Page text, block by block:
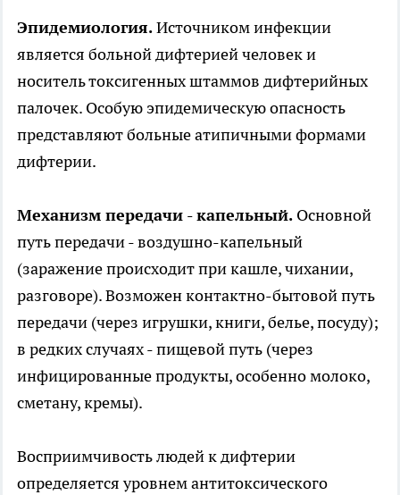
Эпидемиология.Источником инфекции
является больной дифтерией человек и
носитель токсигенных штаммов дифтерийных
палочек. Особую эпидемическую опасность
представляют больные атипичными формами
дифтерии.
Механизм передачи - капельный. Основной
путь передачи - воздушно-капельный
(заражение происходит при кашле, чихании,
разговоре). Возможен контактно-бытовой путь
передачи (через игрушки, книги, белье, посуду);
в редких случаях - пищевой путь (через
инфицированные продукты, особенно молоко,
сметану, кремы).
Восприимчивость людей к дифтерии
определяется уровнем антитоксического